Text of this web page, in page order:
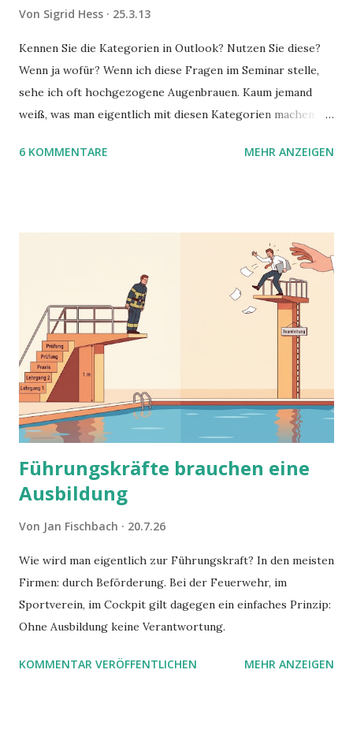
Von Sigrid Hess 25.3.13
Kennen Sie die Kategorien in Outlook? Nutzen Sie diese?
Wenn ja wofür? Wenn ich diese Fragen im Seminar stelle,
sehe ich oft hochgezogene Augenbrauen. Kaum jemand
weiß, was man eigentlich mit diesen Kategorien machen
sie Ihnen vor.
6 KOMMENTARE MEHR ANZEIGEN
Führungskräfte brauchen eine
Ausbildung
Von Jan Fischbach 20.7.26
Wie wird man eigentlich zur Führungskraft? In den meisten
Firmen: durch Beförderung. Bei der Feuerwehr, im
Sportverein, im Cockpit gilt dagegen ein einfaches Prinzip:
Ohne Ausbildung keine Verantwortung.
KOMMENTAR VERÖFFENTLICHEN MEHR ANZEIGEN